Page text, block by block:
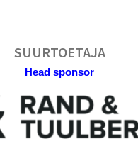
SUURTOETAJA
Head sponsor